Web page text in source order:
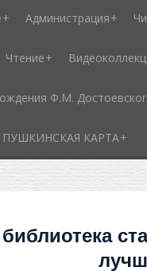
Администрация
Чтение
Ф.М.
ПУШКИНСКАЯ КАРТА